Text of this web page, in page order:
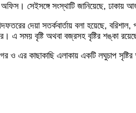
সেইসঙ্গে সংস্থাটি জানিয়েছে, ঢাকায়
দেয়া সতর্কবার্তায় বলা হয়েছে,
এ সময় বৃষ্টি অথবা বজ্রসহ বৃষ্টির শঙ্কা
ও এর কাছাকাছি এলাকায় একটি লঘুচাপ